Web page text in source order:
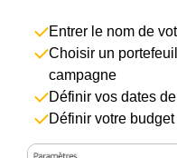
Entrer le nom de
Choisir un
campagne
Définir vos dates
Définir votre